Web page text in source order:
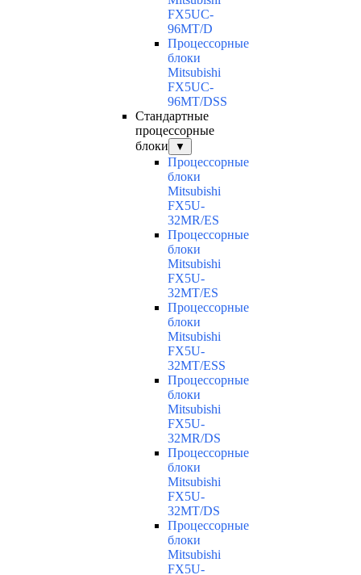
FX5UC-
96MT/D
Процессорные
блоки
Mitsubishi
FX5UC-
96MT/DSS
Стандартные
процессорные
блоки
▼
Процессорные
блоки
Mitsubishi
FX5U-
32MR/ES
Процессорные
блоки
Mitsubishi
FX5U-
32MT/ES
Процессорные
блоки
Mitsubishi
FX5U-
32MT/ESS
Процессорные
блоки
Mitsubishi
FX5U-
32MR/DS
Процессорные
блоки
Mitsubishi
FX5U-
32MT/DS
Процессорные
блоки
Mitsubishi
FX5U-